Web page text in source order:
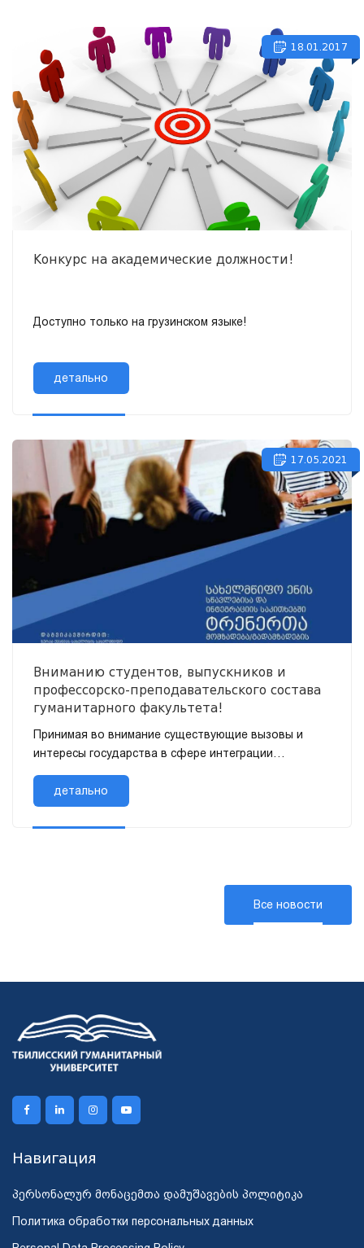
18.01.2017
Конкурс на академические должности!
Доступно только на грузинском языке!
детально
17.05.2021
Вниманию студентов, выпускников и
профессорско-преподавательского состава
гуманитарного факультета!
Принимая во внимание существующие вызовы и
интересы государства в сфере интеграции
национальных меньшинств, Школа государственного
управле...
детально
Все новости
Навигация
პერსონალურ მონაცემთა დამუშავების პოლიტიკა
Политика обработки персональных данных